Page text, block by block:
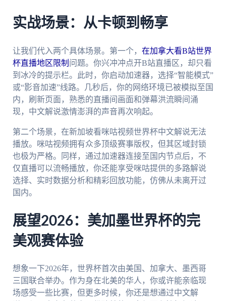
实战场景：从卡顿到畅享
让我们代入两个具体场景。第一个， 在加拿大看B站世界
杯直播地区限制 问题。你兴冲冲点开B站直播区，却只看
到冰冷的提示栏。此时，你启动加速器，选择“智能模式”
或“影音加速”线路。几秒后，你的网络环境已被模拟至国
内，刷新页面，熟悉的直播间画面和弹幕洪流瞬间涌
现，中文解说激情澎湃的声音再次响起。
第二个场景，在新加坡看咪咕视频世界杯中文解说无法
播放。咪咕视频拥有众多顶级赛事版权，但其区域封锁
也极为严格。同样，通过加速器连接至国内节点后，不
仅直播可以流畅播放，你还能享受咪咕提供的多路解说
选择、实时数据分析和精彩回放功能，仿佛从未离开过
国内。
展望2026：美加墨世界杯的完
美观赛体验
想象一下2026年，世界杯首次由美国、加拿大、墨西哥
三国联合举办。作为身在北美的华人，你或许能亲临现
场感受一些比赛，但更多时候，你还是想通过中文解